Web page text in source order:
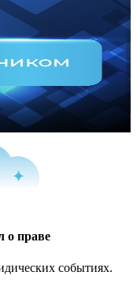
о праве
событиях.